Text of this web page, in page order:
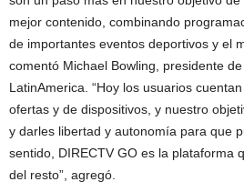
mejor contenido, combinando
de importantes eventos deportivos y el
comentó Michael Bowling, presidente
LatinAmerica. “Hoy los usuarios
ofertas y de dispositivos, y nuestro
y darles libertad y autonomía para que
sentido, DIRECTV GO es la plataforma
del resto”, agregó.